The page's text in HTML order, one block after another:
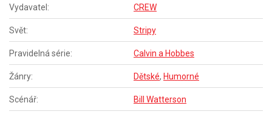
Vydavatel: CREW
Svět: Stripy
Pravidelná série: Calvin a Hobbes
Žánry: Dětské, Humorné
Scénář: Bill Watterson